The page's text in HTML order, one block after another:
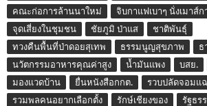
คณะก่อการล้านนาใหม่
จิบกาแฟเบาๆ นั่งเมาส์ก
จุดเสี่ยงในชุมชน
ชัยภูมิ ป่าแส
ชาติพันธุ์
ทวงคืนพื้นที่ป่าดอยสุเทพ
ธรรมนูญสุขภาพ
ธ
นวัตกรรมอาหารคุณค่าสูง
น้ำมันแพง บสย.
มองแวดบ้าน
ยื่นหนังสือกกต.
รวบปลัดจอมแฉ
รวมพลคนอยากเลือกตั้ง
รักษ์เชียงของ
รัฐธร